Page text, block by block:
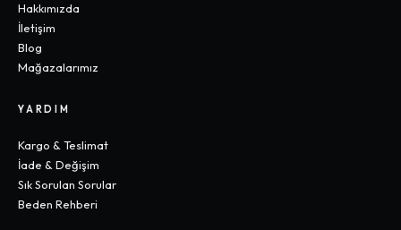
Hakkımızda
İletişim
Blog
Mağazalarımız
YARDIM
Kargo & Teslimat
İade & Değişim
Sık Sorulan Sorular
Beden Rehberi